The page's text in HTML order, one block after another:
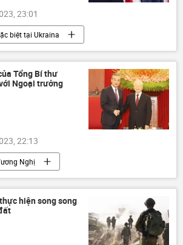
23:01
biệt tại Ukraina
Ukraina
Thế giới
Quân sự
Trump Joe Biden
Tổng Bí thư
Ngoại trưởng
22:13
Nghị
Trung Quốc
giới
ngoại giao
hiện song song